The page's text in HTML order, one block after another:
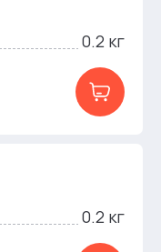
0.2 кг
0.2 кг